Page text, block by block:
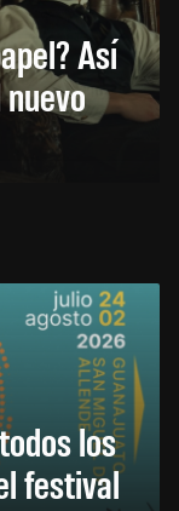
Así
los
festival